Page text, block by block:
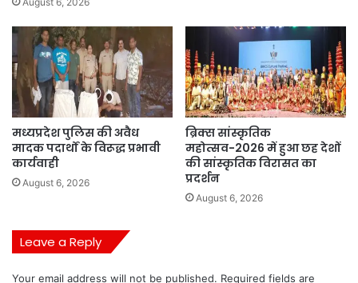
मध्यप्रदेश पुलिस की अवैध
मादक पदार्थों के विरूद्ध प्रभावी
कार्यवाही
August 6, 2026
ब्रिक्स सांस्कृतिक
महोत्सव-2026 में हुआ छह देशों
की सांस्कृतिक विरासत का
प्रदर्शन
August 6, 2026
Leave a Reply
Your email address will not be published. Required fields are